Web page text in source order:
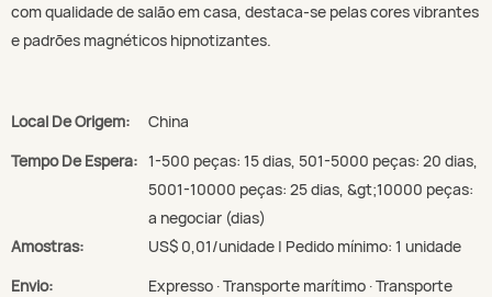
com qualidade de salão em casa, destaca-se pelas cores vibrantes
e padrões magnéticos hipnotizantes.
Local De Origem:
China
Tempo De Espera: 1-500 peças: 15 dias, 501-5000 peças: 20 dias,
5001-10000 peças: 25 dias, &gt;10000 peças:
a negociar (dias)
Amostras:
US$ 0,01/unidade | Pedido mínimo: 1 unidade
Envio:
Expresso · Transporte marítimo · Transporte